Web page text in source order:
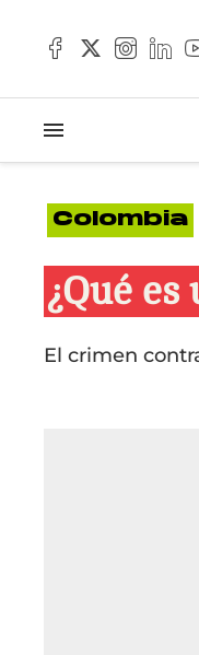
Colombia
¿Qué
El crimen